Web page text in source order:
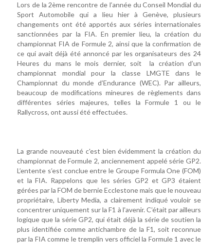
Lors de la 2ème rencontre de l’année du Conseil Mondial du
Sport Automobile qui a lieu hier à Genève, plusieurs
changements ont été apportés aux séries internationales
sanctionnées par la FIA. En premier lieu, la création du
championnat FIA de Formule 2, ainsi que la confirmation de
ce qui avait déjà été annoncé par les organisateurs des 24
Heures du mans le mois dernier, soit la création d’un
championnat mondial pour la classe LMGTE dans le
Championnat du monde d’Endurance (WEC). Par ailleurs,
beaucoup de modifications mineures de règlements dans
différentes séries majeures, telles la Formule 1 ou le
Rallycross, ont aussi été effectuées.
La grande nouveauté c'est bien évidemment la création du
championnat de Formule 2, anciennement appelé série GP2.
L’entente s’est conclue entre le Groupe Formula One (FOM)
et la FIA. Rappelons que les séries GP2 et GP3 étaient
gérées par la FOM de bernie Ecclestone mais que le nouveau
propriétaire, Liberty Media, a clairement indiqué vouloir se
concentrer uniquement sur la F1 à l'avenir. C’était par ailleurs
logique que la série GP2, qui était déjà la série de soutien la
plus identifiée comme antichambre de la F1, soit reconnue
par la FIA comme le tremplin vers officiel la Formule 1 avec le